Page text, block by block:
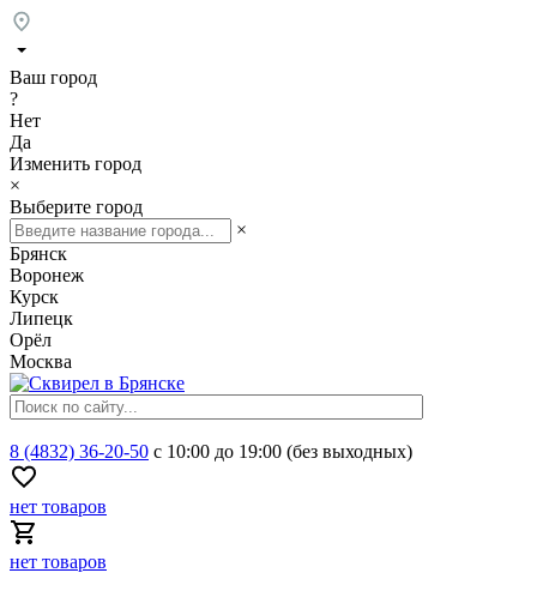
Ваш город
?
Нет
Да
Изменить город
×
Выберите город
×
Брянск
Воронеж
Курск
Липецк
Орёл
Москва
8 (4832) 36-20-50 с 10:00 до 19:00 (без выходных)
нет товаров
нет товаров